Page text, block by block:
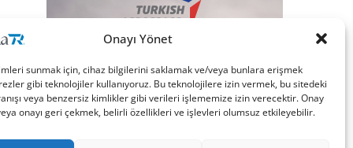
Onayı Yönet
sunmak için, cihaz bilgilerini saklamak ve/veya bunlara erişmek
gibi teknolojiler kullanıyoruz. Bu teknolojilere izin vermek, bu sitedeki
veya benzersiz kimlikler gibi verileri işlememize izin verecektir. Onay
onayı geri çekmek, belirli özellikleri ve işlevleri olumsuz etkileyebilir.